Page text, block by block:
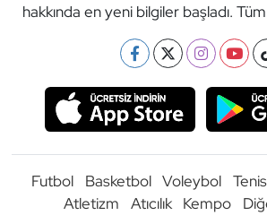
hakkında en yeni bilgiler başladı.
Futbol Basketbol Voleybol Tenis
Atletizm
Atıcılık Kempo